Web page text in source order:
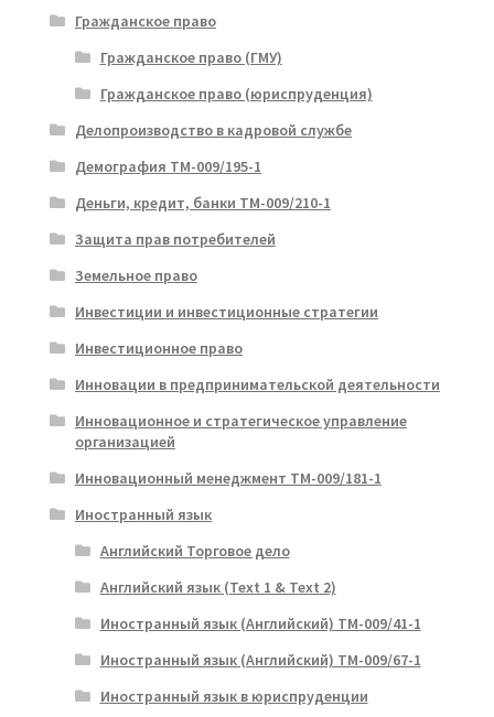
Гражданское право
Гражданское право (ГМУ)
Гражданское право (юриспруденция)
Делопроизводство в кадровой службе
Демография ТМ-009/195-1
Деньги, кредит, банки ТМ-009/210-1
Защита прав потребителей
Земельное право
Инвестиции и инвестиционные стратегии
Инвестиционное право
Инновации в предпринимательской деятельности
Инновационное и стратегическое управление
организацией
Инновационный менеджмент ТМ-009/181-1
Иностранный язык
Английский Торговое дело
Английский язык (Text 1 & Text 2)
Иностранный язык (Английский) ТМ-009/41-1
Иностранный язык (Английский) ТМ-009/67-1
Иностранный язык в юриспруденции